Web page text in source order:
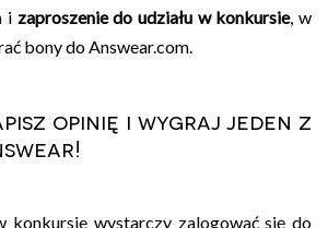
i zaproszenie do udziału w konkursie, w
bony do Answear.com.
opinię i wygraj jeden z
konkursie wystarczy zalogować się do